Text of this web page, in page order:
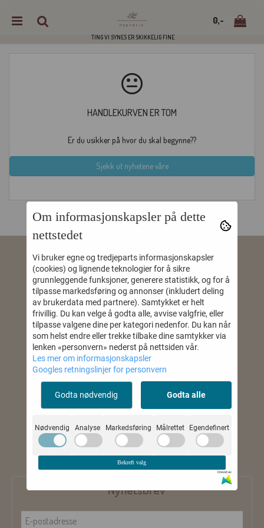
0,-
TING VI SYNES ER SKIKKELIG FINE
HANDLEKURVEN ER TOM
Er du usikker på hvor du skal begynne??
Sjekk ut nyhetene våre
Mystore.no
Om oss
BON-VIVANT AS
Jarveien 1
1358 JAR
Org. nr. 915002420
kontakt@nouvelle.no
Kundeservice
Om oss
Salgsbetingelser
Nyhetsbrev
Om informasjonskapsler på dette
nettstedet
Vi bruker egne og tredjeparts informasjonskapsler
(cookies) og lignende teknologier for å sikre
grunnleggende funksjoner, generere statistikk, og for å
tilpasse markedsføring og annonser (inkludert deling
av brukerdata med partnere). Samtykket er helt
frivillig. Du kan velge å godta alle, avvise valgfrie, eller
tilpasse valgene dine per kategori nedenfor. Du kan når
som helst endre eller trekke tilbake dine samtykker via
lenken «personvern» nederst på nettsiden vår.
Les mer om informasjonskapsler
Googles retningslinjer for personvern
Godta nødvendig Godta alle
Nødvendig Analyse Markedsføring Målrettet Egendefinert
Bekreft valg
Drevet av